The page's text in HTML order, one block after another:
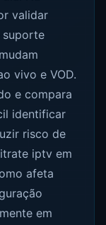
validar
suporte
vivo e VOD.
e compara
identificar
risco de
iptv em
afeta
em